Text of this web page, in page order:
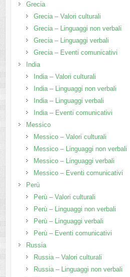
Grecia
Grecia – Valori culturali
Grecia – Linguaggi non verbali
Grecia – Linguaggi verbali
Grecia – Eventi comunicativi
India
India – Valori culturali
India – Linguaggi non verbali
India – Linguaggi verbali
India – Eventi comunicativi
Messico
Messico – Valori culturali
Messico – Linguaggi non verbali
Messico – Linguaggi verbali
Messico – Eventi comunicativi
Perù
Perù – Valori culturali
Perù – Linguaggi non verbali
Perù – Linguaggi verbali
Perù – Eventi comunicativi
Russia
Russia – Valori culturali
Russia – Linguaggi non verbali